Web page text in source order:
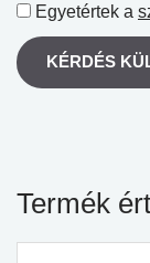
Egyetértek a
KÉRDÉS
Termék